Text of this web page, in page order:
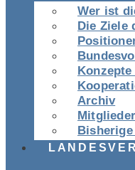
Wer ist
Die Ziele
Archiv
Bisherige